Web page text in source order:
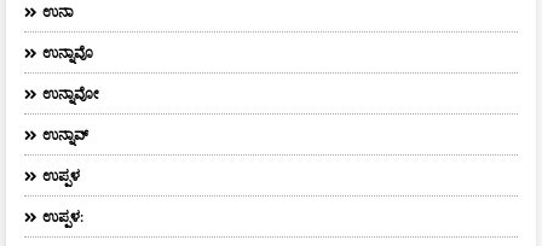
ಉನಾ
ಉನ್ನಾವೊ
ಉನ್ನಾವೋ
ಉನ್ನಾವ್
ಉಪ್ಪಳ
ಉಪ್ಪಳ: